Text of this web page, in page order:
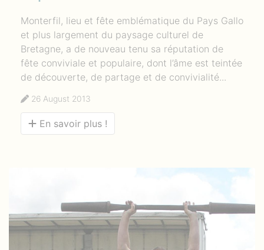
Monterfil, lieu et fête emblématique du Pays Gallo
et plus largement du paysage culturel de
Bretagne, a de nouveau tenu sa réputation de
fête conviviale et populaire, dont l’âme est teintée
de découverte, de partage et de convivialité...
26 August 2013
En savoir plus !